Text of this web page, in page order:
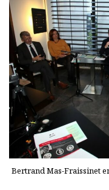
Bertrand Mas-Fraissinet